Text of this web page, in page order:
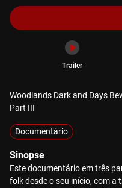
Trailer
Woodlands Dark and Days
Part III
Documentário
Sinopse
Este documentário em três
folk desde o seu início, com a